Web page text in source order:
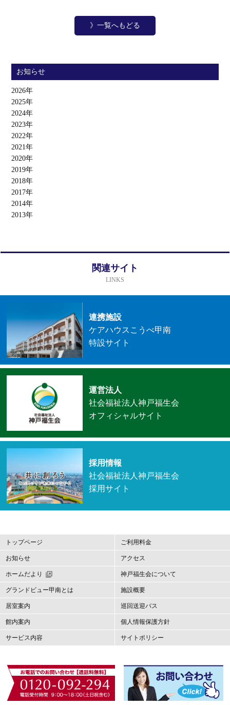
》一覧へもどる
お知らせ
2026年
2025年
2024年
2023年
2022年
2021年
2020年
2019年
2018年
2017年
2014年
2013年
関連サイト
LINKS
連携施設
ケアハウスこうべ甲南
特設サイト
運営法人
社会福祉法人神戸福生会
オフィシャルサイト
採用情報
社会福祉法人神戸福生会
採用サイト
トップページ
お知らせ
ホームだより
グランドビュー甲南とは
居室案内
館内案内
サービス内容
ご利用料金
アクセス
神戸福生会について
施設概要
巡回送迎バス
個人情報保護方針
サイトポリシー